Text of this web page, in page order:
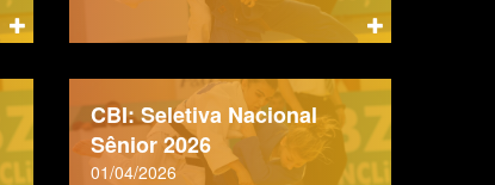
CBI: Seletiva Nacional
Sênior 2026
01/04/2026